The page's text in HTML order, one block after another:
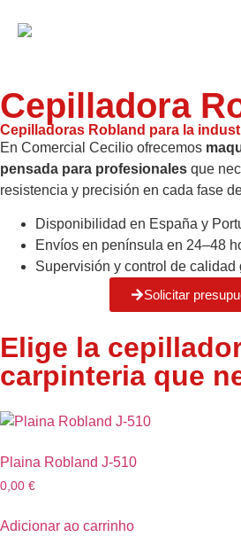
Cepilladora
Cepilladoras Robland para la
En Comercial Cecilio ofrecemos
pensada para profesionales que
resistencia y precisión en cada fase
Disponibilidad en España y
Envíos en península en 24–48
Supervisión y control de calidad
Solicitar
Elige la
carpinteria​ que
Plaina Robland J-510
0,00 €
Adicionar ao carrinho